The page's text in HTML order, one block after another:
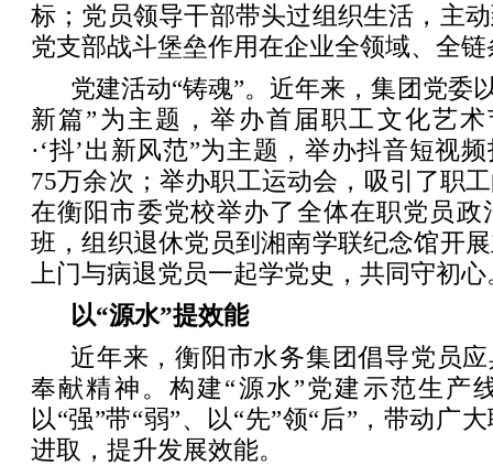
标；党员领导干部带头过组织生活，主
党支部战斗堡垒作用在企业全领域、全
党建活动“铸魂”。近年来，集团党委
新篇”为主题，举办首届职工文化艺
·‘抖’出新风范”为主题，举办抖音短视
75万余次；举办职工运动会，吸引了职
在衡阳市委党校举办了全体在职党员政
班，组织退休党员到湘南学联纪念馆开
上门与病退党员一起学党史，共同守初心
以“源水”提效能
近年来，衡阳市水务集团倡导党员
奉献精神。构建“源水”党建示范生产
以“强”带“弱”、以“先”领“后”，带动广
进取，提升发展效能。